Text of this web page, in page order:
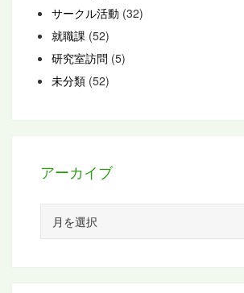
サークル活動 (32)
就職課 (52)
研究室訪問 (5)
未分類 (52)
アーカイブ
カ